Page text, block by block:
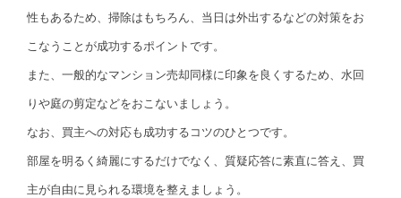
性もあるため、掃除はもちろん、当日は外出するなどの対策をお
こなうことが成功するポイントです。
また、一般的なマンション売却同様に印象を良くするため、水回
りや庭の剪定などをおこないましょう。
なお、買主への対応も成功するコツのひとつです。
部屋を明るく綺麗にするだけでなく、質疑応答に素直に答え、買
主が自由に見られる環境を整えましょう。